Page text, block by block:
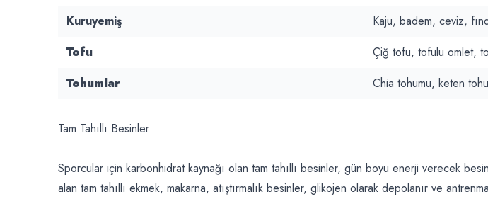
Kuruyemiş
Kaju, badem, ceviz,
Tofu
Çiğ tofu, tofulu omlet,
Tohumlar
Chia tohumu, keten
Tam Tahıllı Besinler
Sporcular için karbonhidrat kaynağı olan tam tahıllı besinler, gün boyu enerji verecek
alan tam tahıllı ekmek, makarna, atıştırmalık besinler, glikojen olarak depolanır ve